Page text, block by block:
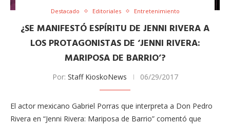
Destacado Editoriales Entretenimiento
¿SE MANIFESTÓ ESPÍRITU DE JENNI RIVERA A
LOS PROTAGONISTAS DE ‘JENNI RIVERA:
MARIPOSA DE BARRIO’?
Por: Staff KioskoNews 06/29/2017
El actor mexicano Gabriel Porras que interpreta a Don Pedro
Rivera en “Jenni Rivera: Mariposa de Barrio” comentó que